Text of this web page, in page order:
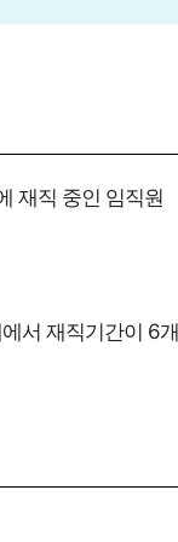
재직 중인 임직원
서 재직기간이 6